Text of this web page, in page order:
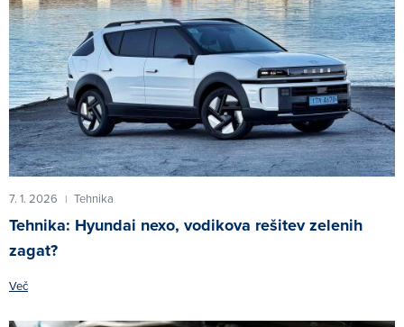
7. 1. 2026 | Tehnika
Tehnika: Hyundai nexo, vodikova rešitev zelenih
zagat?
Več